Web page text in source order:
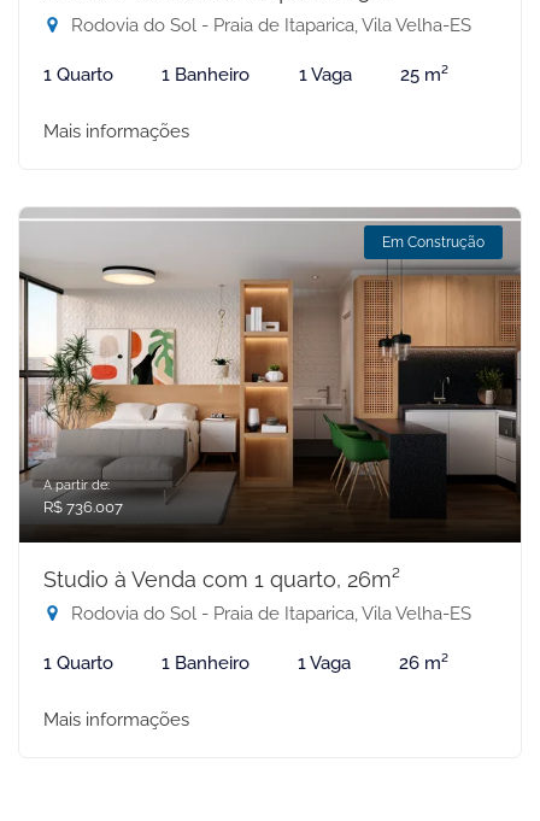
Rodovia do Sol - Praia de Itaparica, Vila Velha-ES
1 Quarto 1 Banheiro 1 Vaga 25 m²
Mais informações
Em Construção
A partir de:
R$ 736.007
Studio à Venda com 1 quarto, 26m²
Rodovia do Sol - Praia de Itaparica, Vila Velha-ES
1 Quarto 1 Banheiro 1 Vaga 26 m²
Mais informações